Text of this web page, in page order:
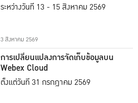
ระหว่างวันที่ 13 - 15 สิงหาคม 2569
3 สิงหาคม 2569
การเปลี่ยนแปลงการจัดเก็บข้อมูลบน
Webex Cloud
ตั้งแต่วันที่ 31 กรกฎาคม 2569